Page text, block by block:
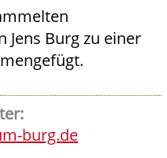
Jens Burg zu einer
burg.de